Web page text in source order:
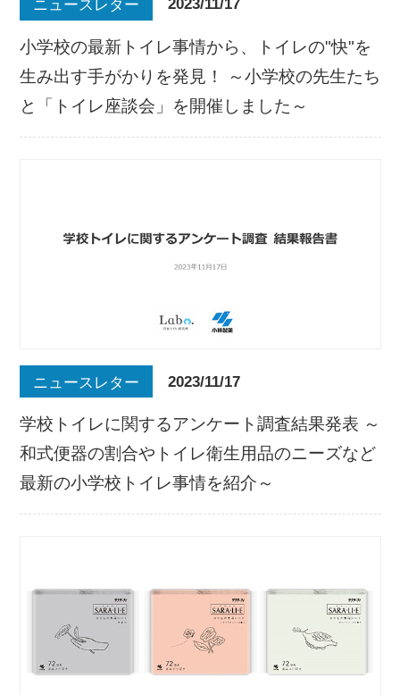
ニュースレター 2023/11/17
小学校の最新トイレ事情から、トイレの"快"を
生み出す手がかりを発見！ ～小学校の先生たち
と「トイレ座談会」を開催しました～
ニュースレター 2023/11/17
学校トイレに関するアンケート調査結果発表 ～
和式便器の割合やトイレ衛生用品のニーズなど
最新の小学校トイレ事情を紹介～